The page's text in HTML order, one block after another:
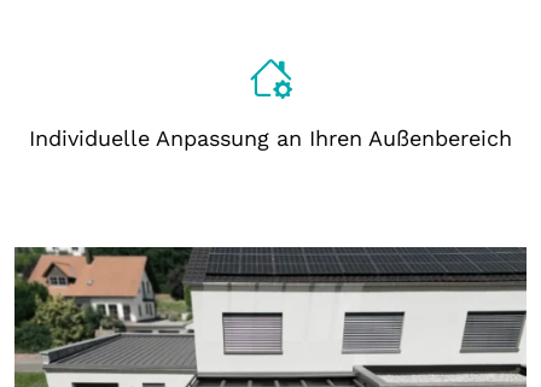
Individuelle Anpassung an Ihren Außenbereich